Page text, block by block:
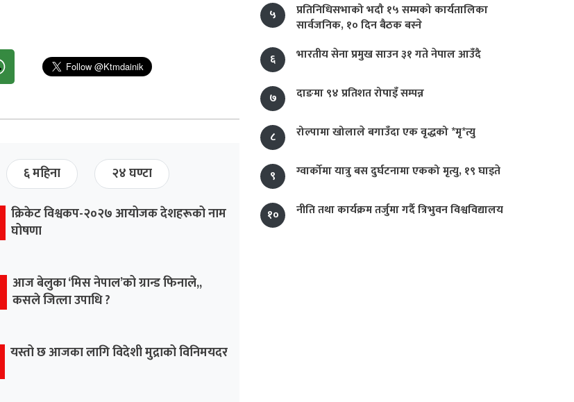
६ महिना २४ घण्टा
क्रिकेट विश्वकप-२०२७ आयोजक देशहरूको नाम
घोषणा
आज बेलुका ‘मिस नेपाल’को ग्रान्ड फिनाले,,
कसले जित्ला उपाधि ?
यस्तो छ आजका लागि विदेशी मुद्राको विनिमयदर
५
प्रतिनिधिसभाको भदौ १५ सम्मको कार्यतालिका
सार्वजनिक, १० दिन बैठक बस्ने
६
भारतीय सेना प्रमुख साउन ३१ गते नेपाल आउँदै
७ दाङमा ९४ प्रतिशत रोपाइँ सम्पन्न
८ रोल्पामा खोलाले बगाउँदा एक वृद्धको *मृ*त्यु
९ ग्वार्कोमा यात्रु बस दुर्घटनामा एकको मृत्यु, १९ घाइते
१० नीति तथा कार्यक्रम तर्जुमा गर्दै त्रिभुवन विश्वविद्यालय